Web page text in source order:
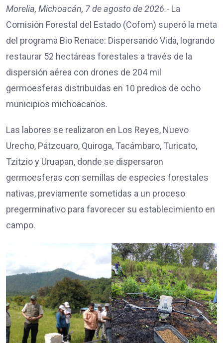
Morelia, Michoacán, 7 de agosto de 2026.- La
Comisión Forestal del Estado (Cofom) superó la meta
del programa Bio Renace: Dispersando Vida, logrando
restaurar 52 hectáreas forestales a través de la
dispersión aérea con drones de 204 mil
germoesferas distribuidas en 10 predios de ocho
municipios michoacanos.
Las labores se realizaron en Los Reyes, Nuevo
Urecho, Pátzcuaro, Quiroga, Tacámbaro, Turicato,
Tzitzio y Uruapan, donde se dispersaron
germoesferas con semillas de especies forestales
nativas, previamente sometidas a un proceso
pregerminativo para favorecer su establecimiento en
campo.